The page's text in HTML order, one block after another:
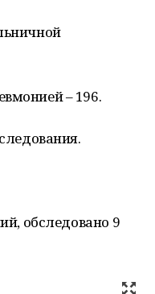
– 196.
обследовано 9